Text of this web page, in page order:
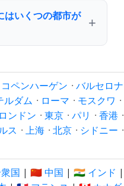
いくつの都市が
コペンハーゲン · バルセロナ
ルダム · ローマ · モスクワ ·
ロンドン · 東京 · パリ · 香港 ·
ス · 上海 · 北京 · シドニー ·
国 | 🇨🇳 中国 | 🇮🇳 インド |